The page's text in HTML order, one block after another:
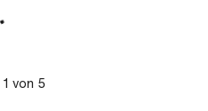
1 von 5